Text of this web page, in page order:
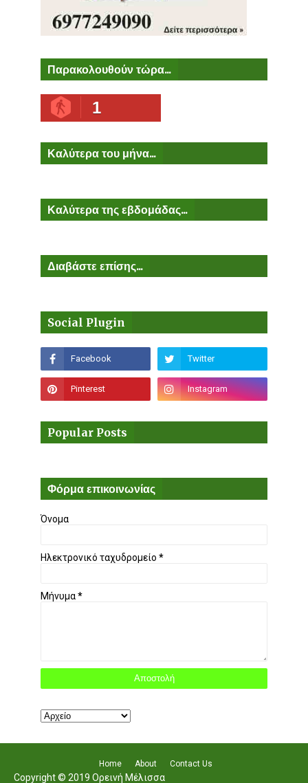
Παρακολουθούν τώρα...
1
Καλύτερα του μήνα...
Καλύτερα της εβδομάδας...
Διαβάστε επίσης...
Social Plugin
Popular Posts
Φόρμα επικοινωνίας
Όνομα
Ηλεκτρονικό ταχυδρομείο *
Μήνυμα*
Home About Contact Us
Copyright © 2019 Ορεινή Μέλισσα